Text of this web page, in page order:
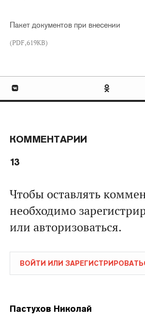
Пакет документов при внесении
(PDF,619KB)
КОММЕНТАРИИ
13
Чтобы оставлять
необходимо
или авторизоваться.
ВОЙТИ ИЛИ
Пастухов Николай